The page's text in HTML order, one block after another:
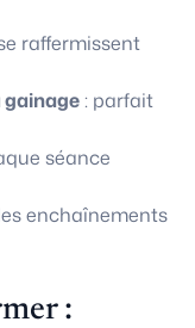
raffermissent
gainage: parfait
séance
enchaînements
: